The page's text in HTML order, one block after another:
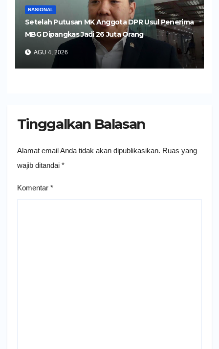
NASIONAL
Setelah Putusan MK Anggota DPR Usul Penerima
MBG Dipangkas Jadi 26 Juta Orang
AGU 4, 2026
Tinggalkan Balasan
Alamat email Anda tidak akan dipublikasikan. Ruas yang
wajib ditandai *
Komentar *